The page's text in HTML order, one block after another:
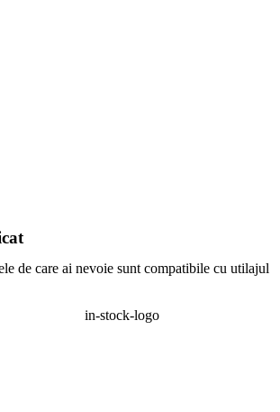
de care ai nevoie sunt compatibile cu utilajul